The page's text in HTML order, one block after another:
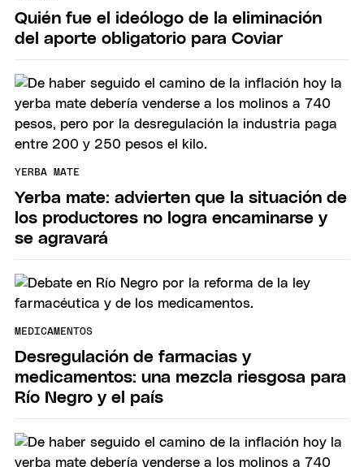
Quién fue el ideólogo de la eliminación
del aporte obligatorio para Coviar
YERBA MATE
Yerba mate: advierten que la situación de
los productores no logra encaminarse y
se agravará
MEDICAMENTOS
Desregulación de farmacias y
medicamentos: una mezcla riesgosa para
Río Negro y el país